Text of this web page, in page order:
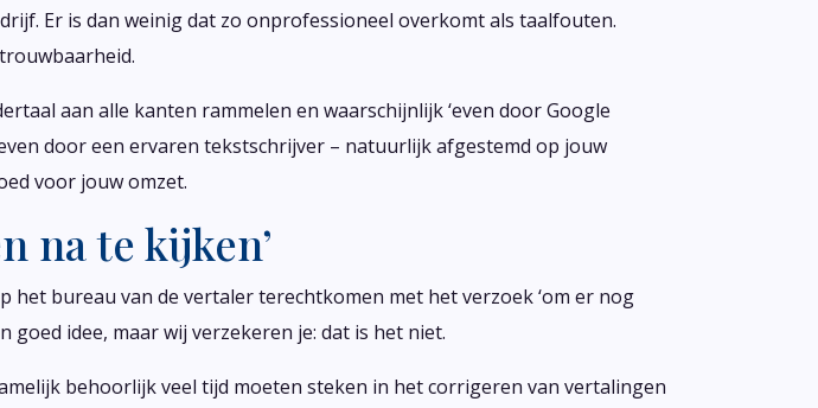
Er is dan weinig dat zo onprofessioneel overkomt als taalfouten.
aan alle kanten rammelen en waarschijnlijk ‘even door Google
door een ervaren tekstschrijver – natuurlijk afgestemd op jouw
voor jouw omzet.
na te kijken’
bureau van de vertaler terechtkomen met het verzoek ‘om er nog
goed idee, maar wij verzekeren je: dat is het niet.
behoorlijk veel tijd moeten steken in het corrigeren van vertalingen